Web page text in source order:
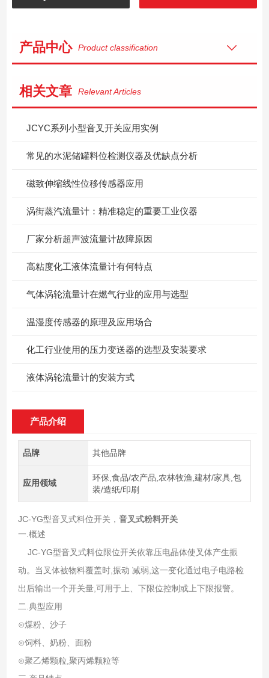
产品中心 Product classification
相关文章 Relevant Articles
JCYC系列小型音叉开关应用实例
常见的水泥储罐料位检测仪器及优缺点分析
磁致伸缩线性位移传感器应用
涡街蒸汽流量计：精准稳定的重要工业仪器
厂家分析超声波流量计故障原因
高粘度化工液体流量计有何特点
气体涡轮流量计在燃气行业的应用与选型
温湿度传感器的原理及应用场合
化工行业使用的压力变送器的选型及安装要求
液体涡轮流量计的安装方式
产品介绍
品牌 其他品牌
应用领域
环保,食品/农产品,农林牧渔,建材/家具,包
装/造纸/印刷
JC-YG型音叉式料位开关， 音叉式粉料开关
一.概述
JC-YG型音叉式料位限位开关依靠压电晶体使叉体产生振
动。当叉体被物料覆盖时,振动 减弱,这一变化通过电子电路检
出后输出一个开关量,可用于上、下限位控制或上下限报警。
二.典型应用
⊙煤粉、沙子
⊙饲料、奶粉、面粉
⊙聚乙烯颗粒,聚丙烯颗粒等